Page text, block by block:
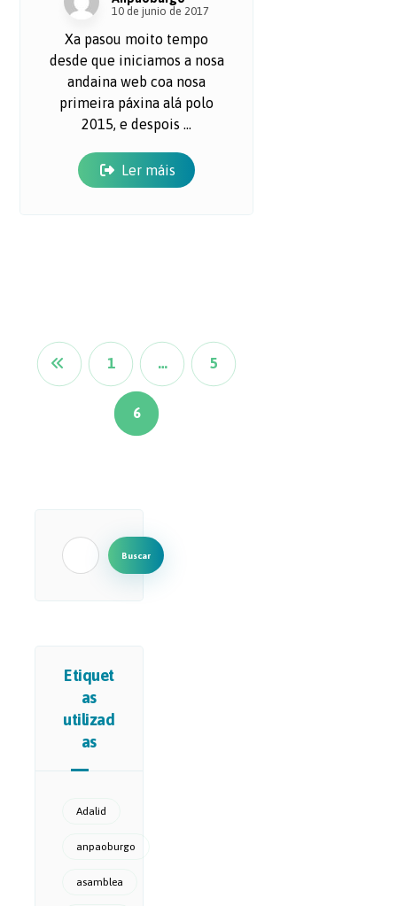
10 de junio de 2017
Xa pasou moito tempo
desde que iniciamos a nosa
andaina web coa nosa
primeira páxina alá polo
2015, e despois ...
Ler máis
1 … 5
6
Buscar
Etiquet
as
utilizad
as
Adalid
anpaoburgo
asamblea